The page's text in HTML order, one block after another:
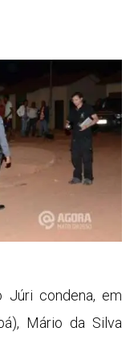
Júri condena, em
Mário da Silva